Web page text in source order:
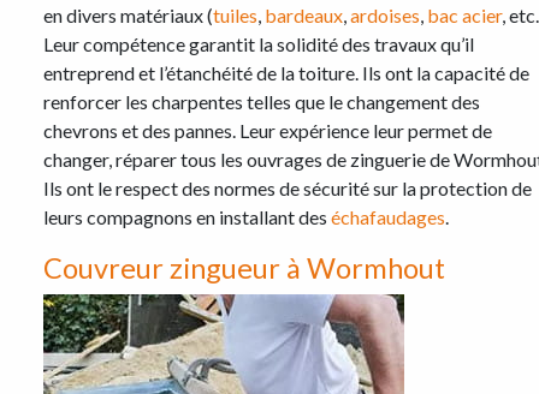
en divers matériaux (tuiles, bardeaux,ardoises, bac acier,
Leur compétence garantit la solidité des travaux qu’il
entreprend et l’étanchéité de la toiture. Ils ont la capacité de
renforcer les charpentes telles que le changement des
chevrons et des pannes. Leur expérience leur permet de
changer, réparer tous les ouvrages de zinguerie de
Ils ont le respect des normes de sécurité sur la protection de
leurs compagnons en installant des échafaudages.
Couvreur zingueur à Wormhout